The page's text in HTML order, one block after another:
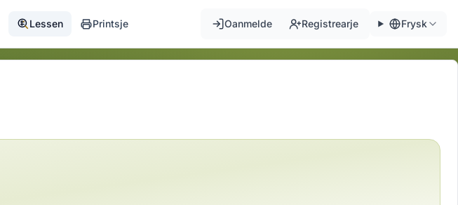
Lessen Printsje Oanmelde Registrearje Frysk